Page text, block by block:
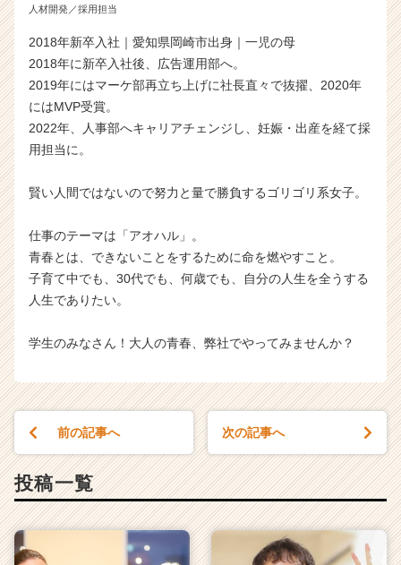
人材開発／採用担当
2018年新卒入社｜愛知県岡崎市出身｜一児の母
2018年に新卒入社後、広告運用部へ。
2019年にはマーケ部再立ち上げに社長直々で抜擢、2020年
にはMVP受賞。
2022年、人事部へキャリアチェンジし、妊娠・出産を経て採
用担当に。
賢い人間ではないので努力と量で勝負するゴリゴリ系女子。
仕事のテーマは「アオハル」。
青春とは、できないことをするために命を燃やすこと。
子育て中でも、30代でも、何歳でも、自分の人生を全うする
人生でありたい。
学生のみなさん！大人の青春、弊社でやってみませんか？
前の記事へ 次の記事へ
投稿一覧